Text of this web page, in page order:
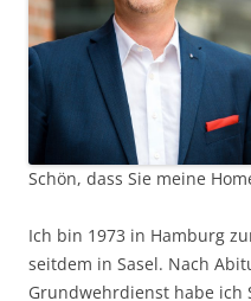
Schön, dass Sie meine
Ich bin 1973 in Hamburg
seitdem in Sasel. Nach
Grundwehrdienst habe ich